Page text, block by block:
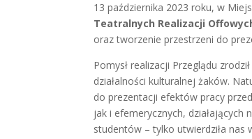
13 października 2023 roku, w
Teatralnych Realizacji
oraz tworzenie przestrzeni do
Pomysł realizacji Przeglądu
działalności kulturalnej żaków.
do prezentacji efektów pracy
jak i efemerycznych,
studentów – tylko utwierdziła nas